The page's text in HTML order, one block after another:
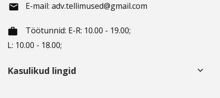
email E-mail: adv.tellimused@gmail.com
working_hours
Töötunnid: E-R: 10.00 - 19.00;
L: 10.00 - 18.00;
Kasulikud lingid keyboard_arrow_down